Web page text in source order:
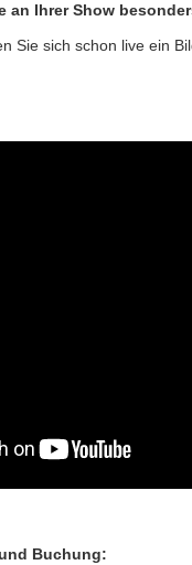
an Ihrer Show
Sie sich schon live ein
Buchung: